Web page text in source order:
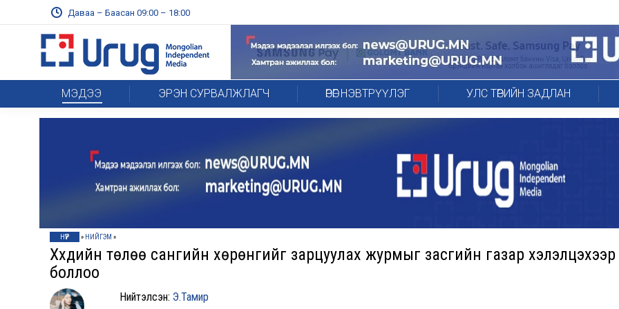
Даваа – Баасан 09:00 – 18:00
МЭДЭЭ ЭРЭН СУРВАЛЖЛАГЧ ӨРӨГ НЭВТРҮҮЛЭГ УЛС ТӨРИЙН ЗАДЛАН
НҮҮР » НИЙГЭМ »
Хүүхдийн төлөө сангийн хөрөнгийг зарцуулах журмыг засгийн газар хэлэлцэхээр
боллоо
Нийтэлсэн: Э.Тамир